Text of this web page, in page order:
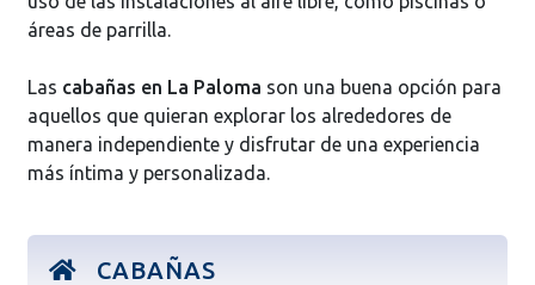
áreas de parrilla.
Las cabañas en La Paloma son una buena opción para
aquellos que quieran explorar los alrededores de
manera independiente y disfrutar de una experiencia
más íntima y personalizada.
CABAÑAS